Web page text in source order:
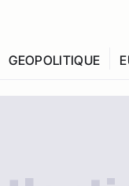
GEOPOLITIQUE